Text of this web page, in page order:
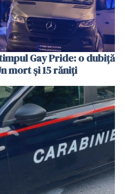
Gay Pride: o dubiță
mort și 15 răniți